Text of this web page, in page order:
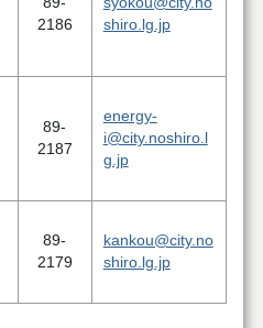
2186
shiro.lg.jp
89-
2187
energy-
i@city.noshiro.l
g.jp
89-
2179
kankou@city.no
shiro.lg.jp